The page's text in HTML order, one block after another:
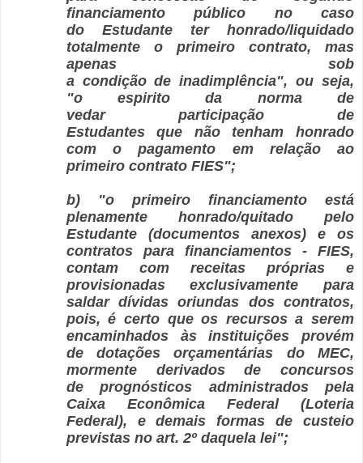
financiamento público no caso
do Estudante ter honrado/liquidado
totalmente o primeiro contrato, mas
apenas sob
a condição de inadimplência", ou seja,
"o espirito da norma de
vedar participação de
Estudantes que não tenham honrado
com o pagamento em relação ao
primeiro contrato FIES";
b) "o primeiro financiamento está
plenamente honrado/quitado pelo
Estudante (documentos anexos) e os
contratos para financiamentos - FIES,
contam com receitas próprias e
provisionadas exclusivamente para
saldar dívidas oriundas dos contratos,
pois, é certo que os recursos a serem
encaminhados às instituições provém
de dotações orçamentárias do MEC,
mormente derivados de concursos
de prognósticos administrados pela
Caixa Econômica Federal (Loteria
Federal), e demais formas de custeio
previstas no art. 2º daquela lei";